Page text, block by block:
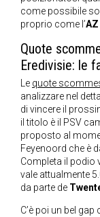
come possibile
proprio come l’
Quote
Eredivisie: le
Le quote
analizzare nel
di vincere il
il titolo è il PSV
proposto al
Feyenoord che è
Completa il podio
vale attualmente
da parte de
C’è poi un bel gap